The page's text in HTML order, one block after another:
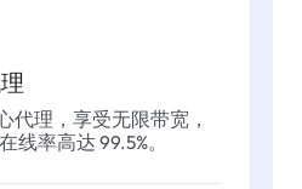
代理，享受无限带宽，
线率高达 99.5%。